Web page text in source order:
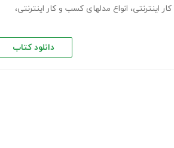
اینترنتی، انواع مدلهای کسب و کار اینترنتی،
دانلود کتاب